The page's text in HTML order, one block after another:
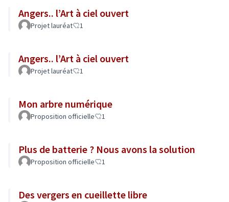
Angers.. l’Art à ciel ouvert
Projet lauréat 1
Angers.. l’Art à ciel ouvert
Projet lauréat 1
Mon arbre numérique
Proposition officielle 1
Plus de batterie ? Nous avons la solution
Proposition officielle 1
Des vergers en cueillette libre